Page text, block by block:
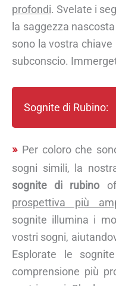
profondi. Svelate i
la saggezza
sono la vostra
subconscio.
Sognite di Rubino:
Per coloro che
sogni simili, la
sognite di rubino
prospettiva più
sognite illumina i
vostri sogni,
Esplorate le
comprensione più